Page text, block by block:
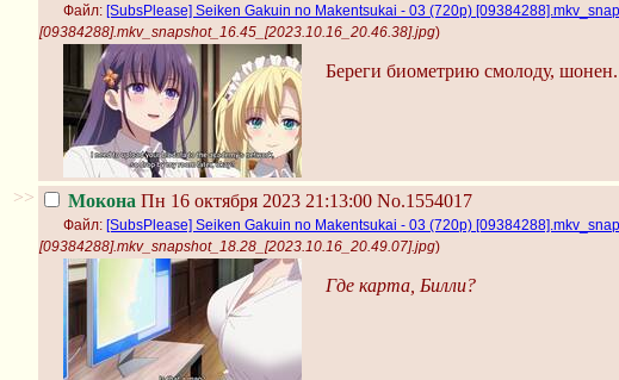
Файл: [SubsPlease] Seiken Gakuin no Makentsukai - 03 (720p)
[09384288].mkv_snapshot_16.45_[2023.10.16_20.46.38].jpg)
Береги биометрию смолоду,
>> Мокона Пн 16 октября 2023 21:13:00 No.1554017
Файл: [SubsPlease] Seiken Gakuin no Makentsukai - 03 (720p)
[09384288].mkv_snapshot_18.28_[2023.10.16_20.49.07].jpg)
Где карта, Билли?